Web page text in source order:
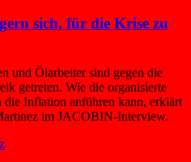
sich, für die Krise zu
und Ölarbeiter sind gegen die
getreten. Wie die organisierte
Inflation anführen kann, erklärt
im JACOBIN-Interview.